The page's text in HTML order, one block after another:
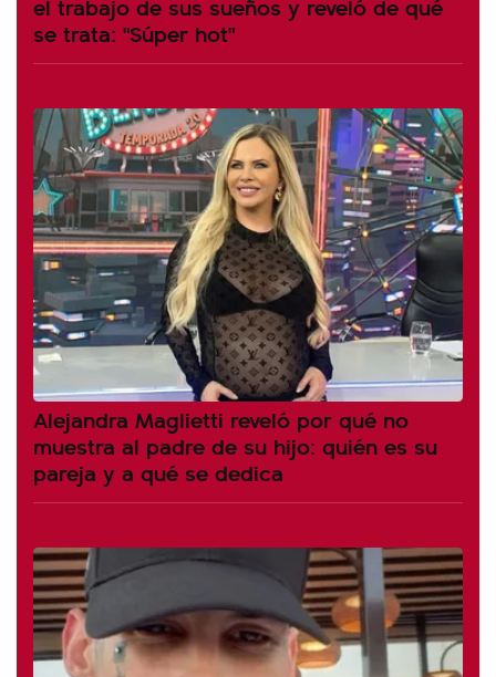
se trata: "Súper hot"
Alejandra Maglietti reveló por qué no
muestra al padre de su hijo: quién es su
pareja y a qué se dedica